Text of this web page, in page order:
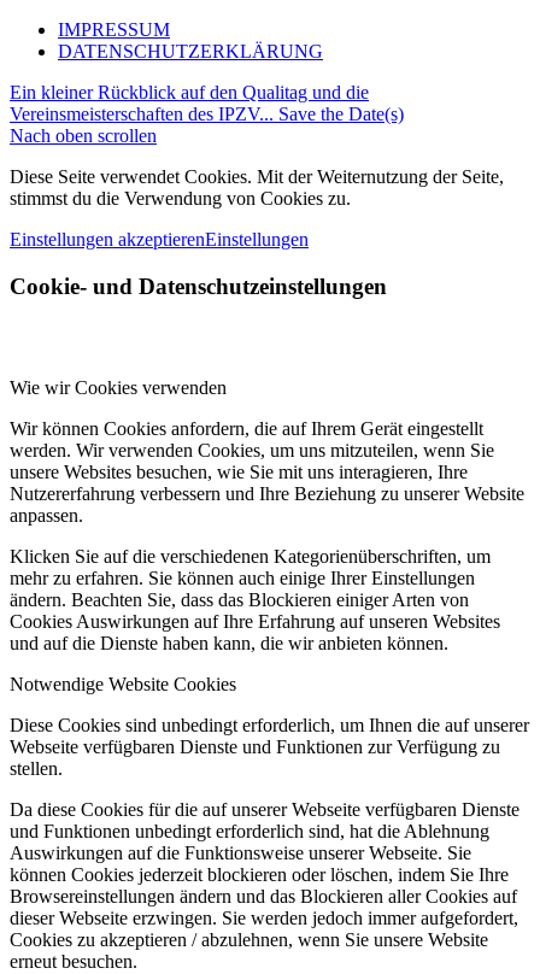
IMPRESSUM
DATENSCHUTZERKLÄRUNG
Ein kleiner Rückblick auf den Qualitag und die
Vereinsmeisterschaften des IPZV... Save the Date(s)
Nach oben scrollen
Diese Seite verwendet Cookies. Mit der Weiternutzung der Seite,
stimmst du die Verwendung von Cookies zu.
Einstellungen akzeptierenEinstellungen
Cookie- und Datenschutzeinstellungen
Wie wir Cookies verwenden
Wir können Cookies anfordern, die auf Ihrem Gerät eingestellt
werden. Wir verwenden Cookies, um uns mitzuteilen, wenn Sie
unsere Websites besuchen, wie Sie mit uns interagieren, Ihre
Nutzererfahrung verbessern und Ihre Beziehung zu unserer Website
anpassen.
Klicken Sie auf die verschiedenen Kategorienüberschriften, um
mehr zu erfahren. Sie können auch einige Ihrer Einstellungen
ändern. Beachten Sie, dass das Blockieren einiger Arten von
Cookies Auswirkungen auf Ihre Erfahrung auf unseren Websites
und auf die Dienste haben kann, die wir anbieten können.
Notwendige Website Cookies
Diese Cookies sind unbedingt erforderlich, um Ihnen die auf unserer
Webseite verfügbaren Dienste und Funktionen zur Verfügung zu
stellen.
Da diese Cookies für die auf unserer Webseite verfügbaren Dienste
und Funktionen unbedingt erforderlich sind, hat die Ablehnung
Auswirkungen auf die Funktionsweise unserer Webseite. Sie
können Cookies jederzeit blockieren oder löschen, indem Sie Ihre
Browsereinstellungen ändern und das Blockieren aller Cookies auf
dieser Webseite erzwingen. Sie werden jedoch immer aufgefordert,
Cookies zu akzeptieren / abzulehnen, wenn Sie unsere Website
erneut besuchen.